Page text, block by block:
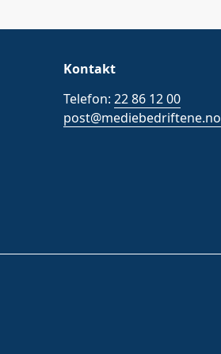
Kontakt
Telefon: 22 86 12 00
post@mediebedriftene.no